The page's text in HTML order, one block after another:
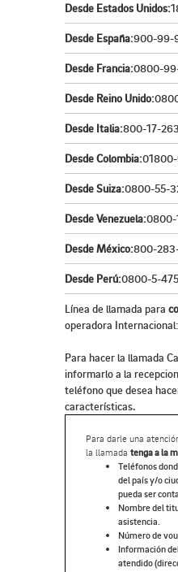
Desde Estados Unidos:
Desde España:900-99-
Desde Francia:0800-
Desde Reino Unido:
Desde Italia:800-17-
Desde Colombia:
Desde Suiza:0800-55-
Desde Venezuela:
Desde México:800-
Desde Perú:0800-5-
Línea de llamada para
operadora
Para hacer la llamada
informarlo a la
teléfono que desea
características.
Para darle una
la llamada tenga a la
Teléfonos
del país y/o
pueda ser
Nombre del
asistencia.
Número de
Información
atendido